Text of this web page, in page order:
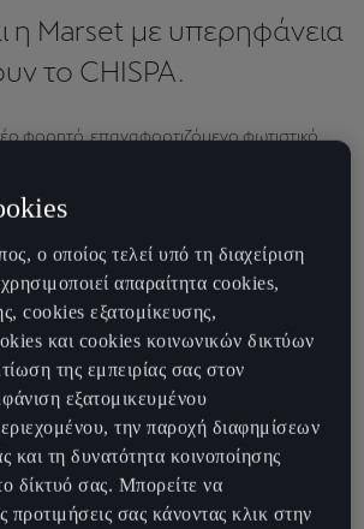
η Marset με υπερηφάνεια
το CHISPA.
φορητό, επαναφορτιζόμενο φωτιστικό
ειδών Marset της Βαρκελώνης.
σχεδιασμό του κλασικού φανού των
και λαμπερό φως και είναι ο τέλειος
περιπέτεια. Το Chispa είναι επίσημα
ο οποίος τελεί υπό τη διαχείριση
απαραίτητα cookies,
cookies εξατομίκευσης,
και cookies κοινωνικών δικτύων
της εμπειρίας σας στον
εξατομικευμένου
την παροχή διαφημίσεων
και τη δυνατότητα κοινοποίησης
δίκτυό σας. Μπορείτε να
προτιμήσεις σας κάνοντας κλικ στην